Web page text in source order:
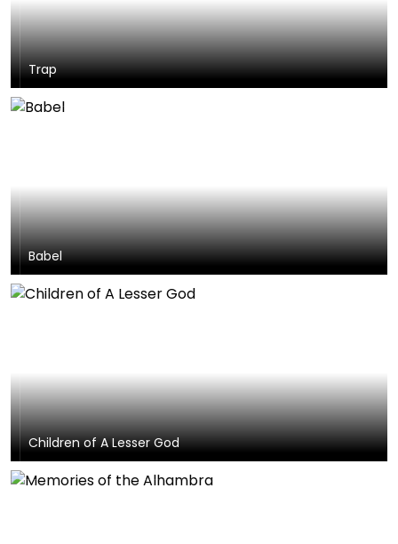
Trap
Babel
Children of A Lesser God